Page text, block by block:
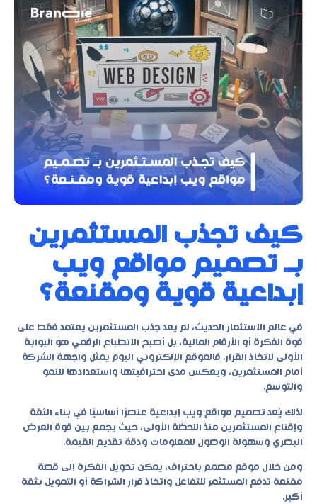
كيف تجذب المستثمرين
بـ تصميم مواقع ويب
إبداعية قوية ومقنعة؟
في عالم الاستثمار الحديث، لم يعد جذب المستثمرين يعتمد فقط على
قوة الفكرة أو الأرقام المالية، بل أصبح الانطباع الرقمي هو البوابة
الأولى لاتخاذ القرار. فالموقع الإلكتروني اليوم يمثل واجهة الشركة
أمام المستثمرين، ويعكس مدى احترافيتها واستعدادها للنمو
والتوسع.
لذلك يُعد تصميم مواقع ويب إبداعية عنصرًا أساسيًا في بناء الثقة
وإقناع المستثمرين منذ اللحظة الأولى، حيث يجمع بين قوة العرض
البصري وسهولة الوصول للمعلومات ودقة تقديم القيمة.
ومن خلال موقع مصمم باحتراف، يمكن تحويل الفكرة إلى قصة
مقنعة تدفع المستثمر للتفاعل واتخاذ قرار الشراكة أو التمويل بثقة
أكبر.